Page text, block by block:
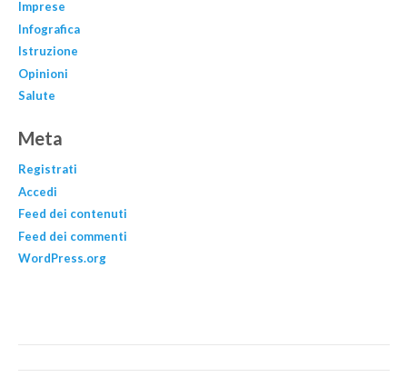
Imprese
Infografica
Istruzione
Opinioni
Salute
Meta
Registrati
Accedi
Feed dei contenuti
Feed dei commenti
WordPress.org